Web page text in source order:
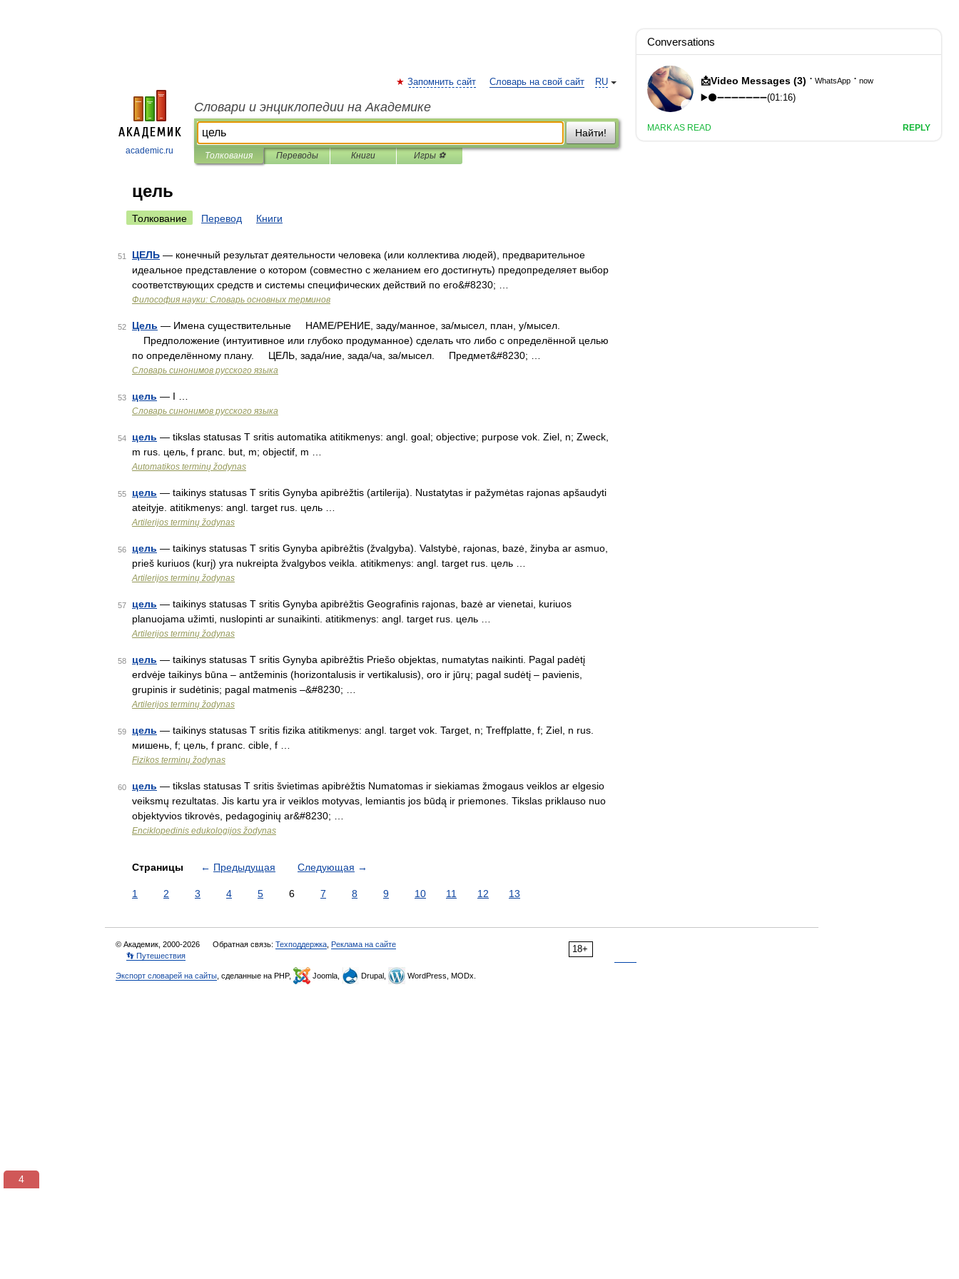
academic.ru
RU
Запомнить сайт Словарь на свой сайт
Словари и энциклопедии на Академике
Найти!
Толкования Переводы Книги Игры ⚽
цель
Толкование Перевод Книги
51 ЦЕЛЬ — конечный результат деятельности человека (или коллектива людей), предварительное
идеальное представление о котором (совместно с желанием его достигнуть) предопределяет выбор
соответствующих средств и системы специфических действий по его&#8230; …
Философия науки: Словарь основных терминов
52 Цель — Имена существительные НАМЕ/РЕНИЕ, заду/манное, за/мысел, план, у/мысел.
Предположение (интуитивное или глубоко продуманное) сделать что либо с определённой целью
по определённому плану. ЦЕЛЬ, зада/ние, зада/ча, за/мысел. Предмет&#8230; …
Словарь синонимов русского языка
53 цель — I …
Словарь синонимов русского языка
54 цель — tikslas statusas T sritis automatika atitikmenys: angl. goal; objective; purpose vok. Ziel, n; Zweck,
m rus. цель, f pranc. but, m; objectif, m …
Automatikos terminų žodynas
55 цель — taikinys statusas T sritis Gynyba apibrėžtis (artilerija). Nustatytas ir pažymėtas rajonas apšaudyti
ateityje. atitikmenys: angl. target rus. цель …
Artilerijos terminų žodynas
56 цель — taikinys statusas T sritis Gynyba apibrėžtis (žvalgyba). Valstybė, rajonas, bazė, žinyba ar asmuo,
prieš kuriuos (kurį) yra nukreipta žvalgybos veikla. atitikmenys: angl. target rus. цель …
Artilerijos terminų žodynas
57 цель — taikinys statusas T sritis Gynyba apibrėžtis Geografinis rajonas, bazė ar vienetai, kuriuos
planuojama užimti, nuslopinti ar sunaikinti. atitikmenys: angl. target rus. цель …
Artilerijos terminų žodynas
58 цель — taikinys statusas T sritis Gynyba apibrėžtis Priešo objektas, numatytas naikinti. Pagal padėtį
erdvėje taikinys būna – antžeminis (horizontalusis ir vertikalusis), oro ir jūrų; pagal sudėtį – pavienis,
grupinis ir sudėtinis; pagal matmenis –&#8230; …
Artilerijos terminų žodynas
59 цель — taikinys statusas T sritis fizika atitikmenys: angl. target vok. Target, n; Treffplatte, f; Ziel, n rus.
мишень, f; цель, f pranc. cible, f …
Fizikos terminų žodynas
60 цель — tikslas statusas T sritis švietimas apibrėžtis Numatomas ir siekiamas žmogaus veiklos ar elgesio
veiksmų rezultatas. Jis kartu yra ir veiklos motyvas, lemiantis jos būdą ir priemones. Tikslas priklauso nuo
objektyvios tikrovės, pedagoginių ar&#8230; …
Enciklopedinis edukologijos žodynas
Страницы ← Предыдущая Следующая →
1 2 3 4 5 6 7 8 9 10 11 12 13
18+
© Академик, 2000-2026 Обратная связь: Техподдержка Реклама на сайте
👣 Путешествия
Экспорт словарей на сайты , сделанные на PHP, Joomla, Drupal, WordPress, MODx.
3